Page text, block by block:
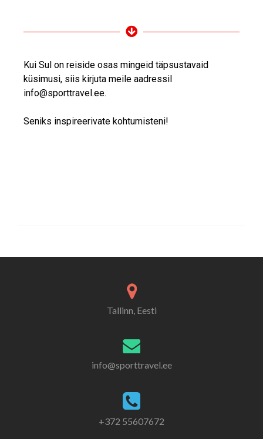
Kui Sul on reiside osas mingeid täpsustavaid
küsimusi, siis kirjuta meile aadressil
info@sporttravel.ee.
Seniks inspireerivate kohtumisteni!
Tallinn, Eesti
info@sporttravel.ee
+372 55607672